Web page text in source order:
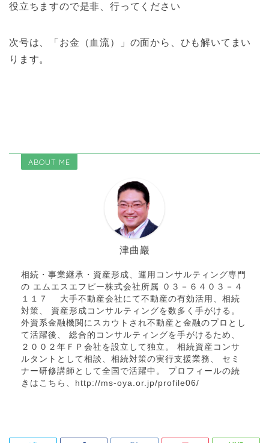
役立ちますので是非、行ってください
次号は、「お金（血流）」の面から、ひも解いてまい
ります。
ABOUT ME
津曲巖
相続・事業継承・資産形成、運用コンサルティング専門
の エムエスエフピー株式会社所属 ０３－６４０３－４
１１７ 大手不動産会社にて不動産の有効活用、相続
対策、 資産形成コンサルティングを数多く手がける。
外資系金融機関にスカウトされ不動産と金融のプロとし
て活躍後、 総合的コンサルティングを手がけるため、
２００２年ＦＰ会社を設立して独立。 相続資産コンサ
ルタントとして相談、相続対策の実行支援業務、 セミ
ナー研修講師として全国で活躍中。 プロフィールの続
きはこちら、http://ms-oya.or.jp/profile06/